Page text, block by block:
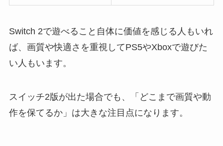
Switch 2で遊べること自体に価値を感じる人もいれ
ば、画質や快適さを重視してPS5やXboxで遊びた
い人もいます。
スイッチ2版が出た場合でも、「どこまで画質や動
作を保てるか」は大きな注目点になります。